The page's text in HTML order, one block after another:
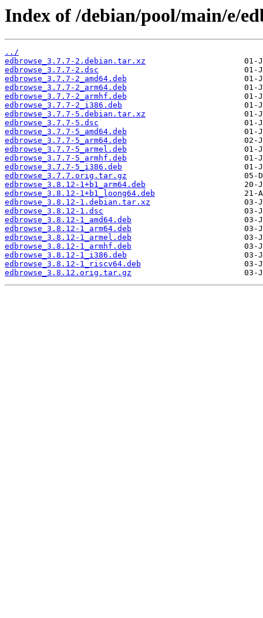
Index of /debian/pool/main/e/
../
edbrowse_3.7.7-2.debian.tar.xz
edbrowse_3.7.7-2.dsc
edbrowse_3.7.7-2_amd64.deb
edbrowse_3.7.7-2_arm64.deb
edbrowse_3.7.7-2_armhf.deb
edbrowse_3.7.7-2_i386.deb
edbrowse_3.7.7-5.debian.tar.xz
edbrowse_3.7.7-5.dsc
edbrowse_3.7.7-5_amd64.deb
edbrowse_3.7.7-5_arm64.deb
edbrowse_3.7.7-5_armel.deb
edbrowse_3.7.7-5_armhf.deb
edbrowse_3.7.7-5_i386.deb
edbrowse_3.7.7.orig.tar.gz
edbrowse_3.8.12-1+b1_arm64.deb
edbrowse_3.8.12-1+b1_loong64.deb
edbrowse_3.8.12-1.debian.tar.xz
edbrowse_3.8.12-1.dsc
edbrowse_3.8.12-1_amd64.deb
edbrowse_3.8.12-1_arm64.deb
edbrowse_3.8.12-1_armel.deb
edbrowse_3.8.12-1_armhf.deb
edbrowse_3.8.12-1_i386.deb
edbrowse_3.8.12-1_riscv64.deb
edbrowse_3.8.12.orig.tar.gz